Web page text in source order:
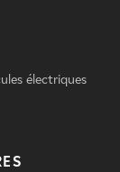
électriques